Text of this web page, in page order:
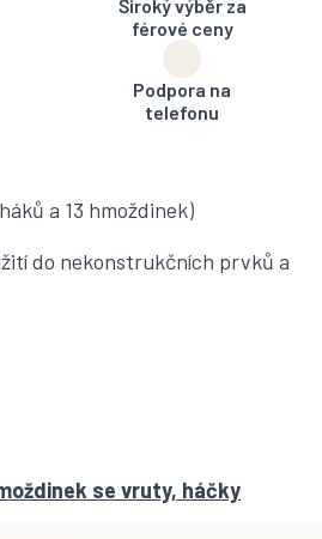
Široký výběr za
férové ceny
Podpora na
telefonu
a 13 hmoždinek)
do nekonstrukčních prvků a
se vruty, háčky